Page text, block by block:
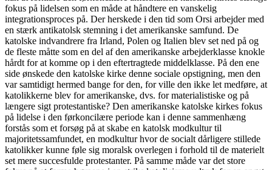
fokus på lidelsen som en måde at håndtere en vanskelig
integrationsproces på. Der herskede i den tid som Orsi arbejder med
en stærk antikatolsk stemning i det amerikanske samfund. De
katolske indvandrere fra Irland, Polen og Italien blev set ned på og
de fleste måtte som en del af den amerikanske arbejderklasse knokle
hårdt for at komme op i den eftertragtede middelklasse. På den ene
side ønskede den katolske kirke denne sociale opstigning, men den
var samtidigt hermed bange for den, for ville den ikke let medføre, at
katolikkerne blev for amerikanske, dvs. for materialistiske og på
længere sigt protestantiske? Den amerikanske katolske kirkes fokus
på lidelse i den førkoncilære periode kan i denne sammenhæng
forstås som et forsøg på at skabe en katolsk modkultur til
majoritetssamfundet, en modkultur hvor de socialt dårligere stillede
katolikker kunne føle sig moralsk overlegen i forhold til de materielt
set mere succesfulde protestanter. På samme måde var det store